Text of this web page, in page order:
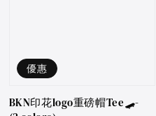
優惠
BKN印花logo重磅帽Tee🛹-